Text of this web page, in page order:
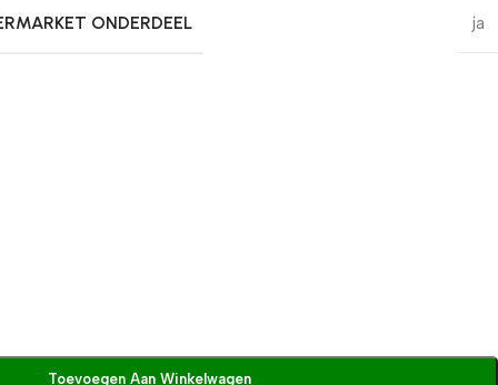
ONDERDEEL ja
Toevoegen Aan Winkelwagen